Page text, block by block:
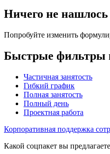
Ничего не нашлось
Попробуйте изменить
Быстрые фильтры
Частичная занятость
Гибкий график
Полная занятость
Полный день
Проектная работа
Корпоративная поддержка
Какой соцпакет вы